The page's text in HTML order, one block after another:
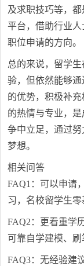
及求职技巧等，
平台，借助行业
职位申请的方向。
总的来说，留学
验，但依然能够
的优势，积极补
的热情与专业，
争中立足，通过
梦想。
相关问答
FAQ1：可以申请
习，名校留学生零
FAQ2：更看重学
可靠自学建模、刷
FAQ3：无经验建